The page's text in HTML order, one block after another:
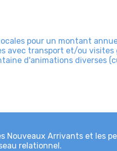
pour un montant
avec transport et/ou visites
d'animations diverses
Nouveaux Arrivants et les
relationnel.